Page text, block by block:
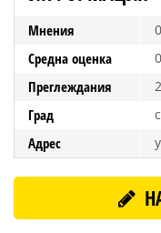
Мнения 0
Средна оценка 0
Преглеждания
Град
Адрес